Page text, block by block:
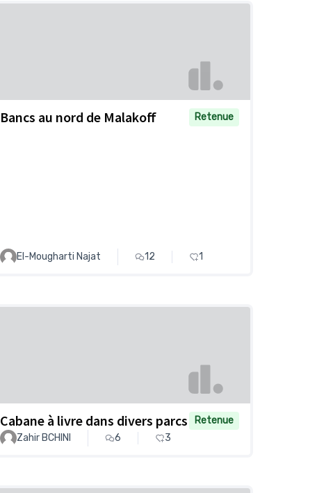
Bancs au nord de Malakoff Retenue
El-Mougharti Najat 12 1
Cabane à livre dans divers parcs
Retenue
Zahir BCHINI
6 3